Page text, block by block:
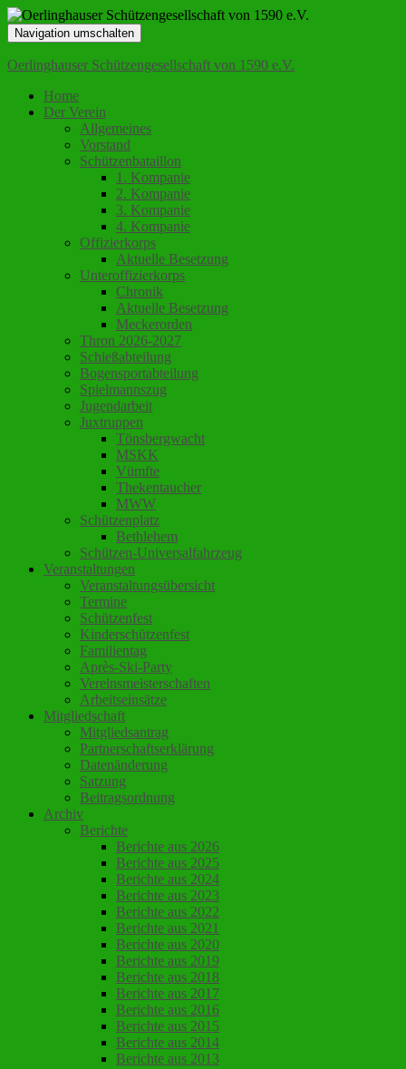
Navigation umschalten
Oerlinghauser Schützengesellschaft von 1590 e.V.
Home
Der Verein
Allgemeines
Vorstand
Schützenbataillon
1. Kompanie
2. Kompanie
3. Kompanie
4. Kompanie
Offizierkorps
Aktuelle Besetzung
Unteroffizierkorps
Chronik
Aktuelle Besetzung
Meckerorden
Thron 2026-2027
Schießabteilung
Bogensportabteilung
Spielmannszug
Jugendarbeit
Juxtruppen
Tönsbergwacht
MSKK
Vümfte
Thekentaucher
MWW
Schützenplatz
Bethlehem
Schützen-Universalfahrzeug
Veranstaltungen
Veranstaltungsübersicht
Termine
Schützenfest
Kinderschützenfest
Familientag
Après-Ski-Party
Vereinsmeisterschaften
Arbeitseinsätze
Mitgliedschaft
Mitgliedsantrag
Partnerschaftserklärung
Datenänderung
Satzung
Beitragsordnung
Archiv
Berichte
Berichte aus 2026
Berichte aus 2025
Berichte aus 2024
Berichte aus 2023
Berichte aus 2022
Berichte aus 2021
Berichte aus 2020
Berichte aus 2019
Berichte aus 2018
Berichte aus 2017
Berichte aus 2016
Berichte aus 2015
Berichte aus 2014
Berichte aus 2013